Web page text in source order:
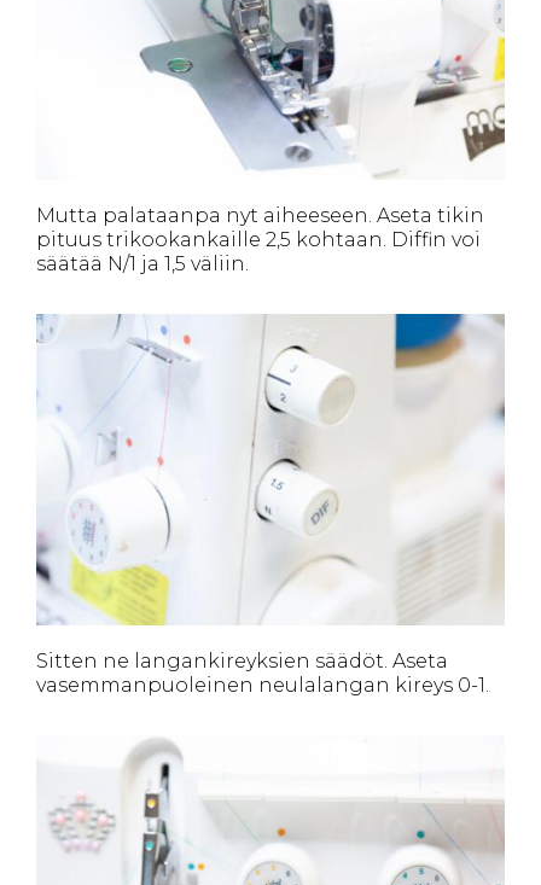
Mutta palataanpa nyt aiheeseen. Aseta tikin
pituus trikookankaille 2,5 kohtaan. Diffin voi
säätää N/1 ja 1,5 väliin.
Sitten ne langankireyksien säädöt. Aseta
vasemmanpuoleinen neulalangan kireys 0-1.